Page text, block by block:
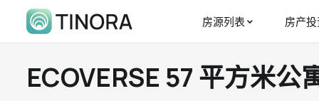
房源列表 房产
ECOVERSE 57 平方米公